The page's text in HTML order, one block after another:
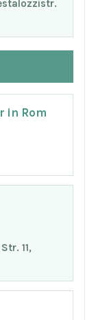
in Rom
11,